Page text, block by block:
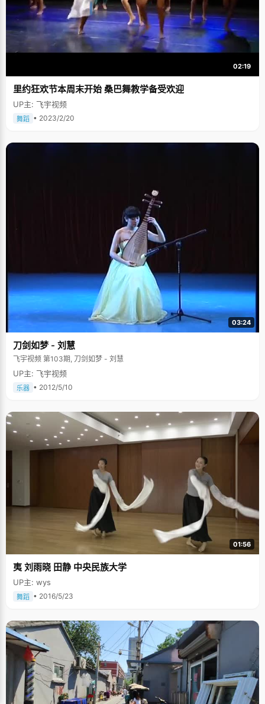
02:19
里约狂欢节本周末开始 桑巴舞教学备受欢迎
UP主: 飞宇视频
舞蹈 • 2023/2/20
03:24
刀剑如梦 - 刘慧
飞宇视频 第103期, 刀剑如梦 - 刘慧
UP主: 飞宇视频
乐器 • 2012/5/10
01:56
夷 刘雨晓 田静 中央民族大学
UP主: wys
舞蹈 • 2016/5/23